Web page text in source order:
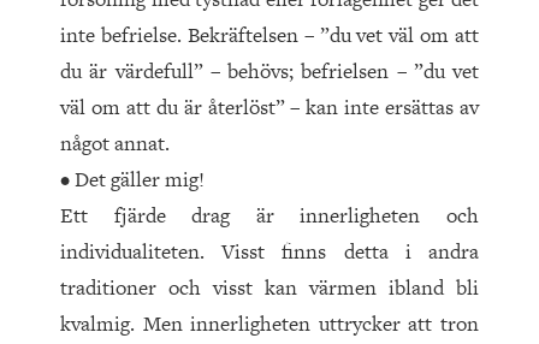
inte befrielse. Bekräftelsen – ”du vet väl om att
du är värdefull” – behövs; befrielsen – ”du vet
väl om att du är återlöst” – kan inte ersättas av
något annat.
• Det gäller mig!
Ett fjärde drag är innerligheten och
individualiteten. Visst finns detta i andra
traditioner och visst kan värmen ibland bli
kvalmig. Men innerligheten uttrycker att tron